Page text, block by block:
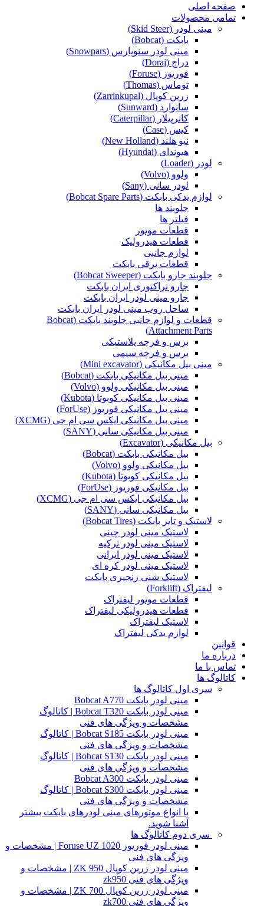
صفحه اصلی
تمامی محصولات
مینی لودر (Skid Steer)
بابکت (Bobcat)
مینی لودر سنوپارس (Snowpars)
دراج (Doraj)
فوریوز (Foruse)
توماس (Thomas)
زرین کوپال (Zarrinkupal)
سانوارد (Sunward)
کاترپیلار (Caterpillar)
کیس (Case)
نیو هلند (New Holland)
هیوندای (Hyundai)
لودر (Loader)
ولوو (Volvo)
لودر سانی (Sany)
لوازم یدکی بابکت (Bobcat Spare Parts)
جلوبند ها
فیلتر ها
قطعات موتور
قطعات هیدرولیک
لوازم جانبی
قطعات برقی بابکت
جلوبند جارو بابکت (Bobcat Sweeper)
جارو تراکتوری ایران بابکت
جارو مینی لودر ایران بابکت
ساحل روب مینی لودر ایران بابکت
قطعات و لوازم جانبی جلوبند بابکت (Bobcat
Attachment Parts)
برس و فرچه پلاستیکی
برس و فرچه سیمی
مینی بیل مکانیکی (Mini excavator)
مینی بیل مکانیکی بابکت (Bobcat)
مینی بیل مکانیکی ولوو (Volvo)
مینی بیل مکانیکی کوبوتا (Kubota)
مینی بیل مکانیکی فوریوز (ForUse)
مینی بیل مکانیکی ایکس سی ام جی (XCMG)
مینی بیل مکانیکی سانی (SANY)
بیل مکانیکی (Excavator)
بیل مکانیکی بابکت (Bobcat)
بیل مکانیکی ولوو (Volvo)
بیل مکانیکی کوبوتا (Kubota)
بیل مکانیکی فوریوز (ForUse)
بیل مکانیکی ایکس سی ام جی (XCMG)
بیل مکانیکی سانی (SANY)
لاستیک و تایر بابکت (Bobcat Tires)
لاستیک مینی لودر چینی
لاستیک مینی لودر ترکیه
لاستیک مینی لودر ایرانی
لاستیک مینی لودر کره ای
لاستیک شنی زنجیری بابکت
لیفتراک (Forklift)
قطعات موتور لیفتراک
قطعات هیدرولیکی لیفتراک
لاستیک لیفتراک
لوازم یدکی لیفتراک
قوانین
درباره ما
تماس با ما
کاتالوگ ها
سری اول کاتالوگ ها
مینی لودر بابکت Bobcat A770
مینی لودر بابکت Bobcat T320 | کاتالوگ
مشخصات و ویژگی های فنی
مینی لودر بابکت Bobcat S185 | کاتالوگ
مشخصات و ویژگی های فنی
مینی لودر بابکت Bobcat S130 | کاتالوگ
مشخصات و ویژگی های فنی
مینی لودر بابکت Bobcat A300
مینی لودر بابکت Bobcat S300 | کاتالوگ
مشخصات و ویژگی های فنی
با انواع موتورهای مینی لودرهای بابکت بیشتر
آشنا شوید.
سری دوم کاتالوگ ها
مینی لودر فوریوز Foruse UZ 1020 | مشخصات و
ویژگی های فنی
مینی لودر زرین کوپال ZK 950 | مشخصات و
ویژگی های فنی zk950
مینی لودر زرین کوپال ZK 700 | مشخصات و
ویژگی های فنی zk700